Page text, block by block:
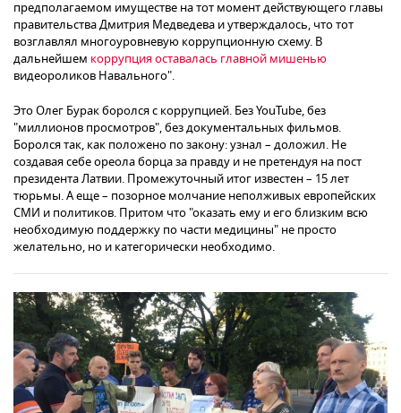
предполагаемом имуществе на тот момент действующего главы
правительства Дмитрия Медведева и утверждалось, что тот
возглавлял многоуровневую коррупционную схему. В
дальнейшем коррупция оставалась главной мишенью
видеороликов Навального".
Это Олег Бурак боролся с коррупцией. Без YouTube, без
"миллионов просмотров", без документальных фильмов.
Боролся так, как положено по закону: узнал – доложил. Не
создавая себе ореола борца за правду и не претендуя на пост
президента Латвии. Промежуточный итог известен – 15 лет
тюрьмы. А еще – позорное молчание неполживых европейских
СМИ и политиков. Притом что "оказать ему и его близким всю
необходимую поддержку по части медицины" не просто
желательно, но и категорически необходимо.